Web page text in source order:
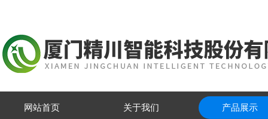
网站首页 关于我们 产品展示